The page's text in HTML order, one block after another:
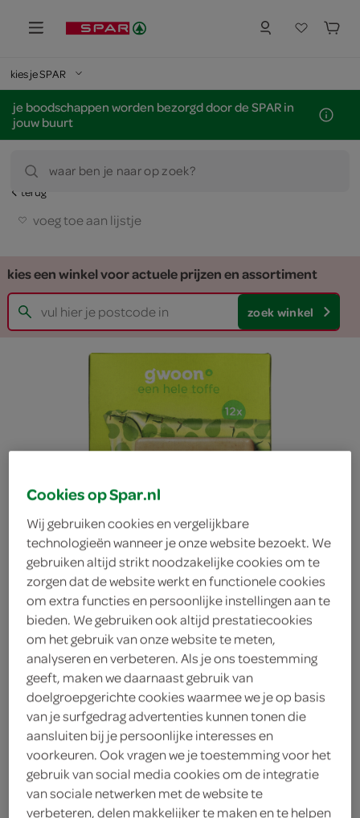
kies je SPAR
je boodschappen worden bezorgd door de SPAR in
jouw buurt
waar ben je naar op zoek?
terug
voeg toe aan lijstje
kies een winkel voor actuele prijzen en assortiment
zoek winkel
g'woon ijs perenijsjes
g'woon
1.
85
12 Stuks
Cookies op Spar.nl
Wij gebruiken cookies en vergelijkbare
technologieën wanneer je onze website bezoekt. We
gebruiken altijd strikt noodzakelijke cookies om te
zorgen dat de website werkt en functionele cookies
om extra functies en persoonlijke instellingen aan te
bieden. We gebruiken ook altijd prestatiecookies
om het gebruik van onze website te meten,
analyseren en verbeteren. Als je ons toestemming
geeft, maken we daarnaast gebruik van
doelgroepgerichte cookies waarmee we je op basis
van je surfgedrag advertenties kunnen tonen die
aansluiten bij je persoonlijke interesses en
voorkeuren. Ook vragen we je toestemming voor het
gebruik van social media cookies om de integratie
van sociale netwerken met de website te
verbeteren, delen makkelijker te maken en te helpen